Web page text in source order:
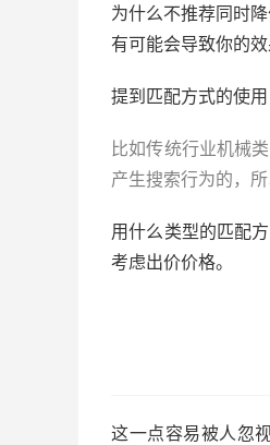
为什么不推荐同时
有可能会导致你的效
提到匹配方式的使
比如传统行业机械
产生搜索行为的，
用什么类型的匹配
考虑出价价格。
这一点容易被人忽